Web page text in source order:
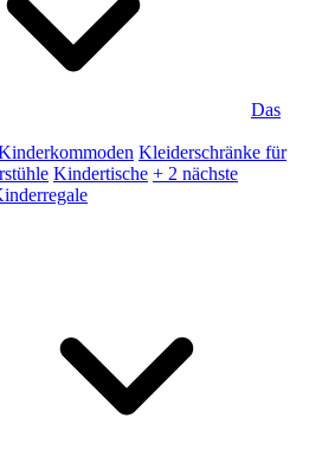
Das
Kleiderschränke für
Kindertische + 2 nächste